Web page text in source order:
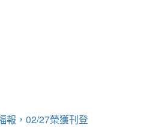
報，02/27榮獲刊登